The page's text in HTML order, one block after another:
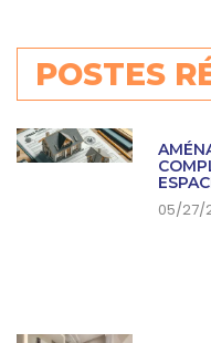
POSTES
05/27/